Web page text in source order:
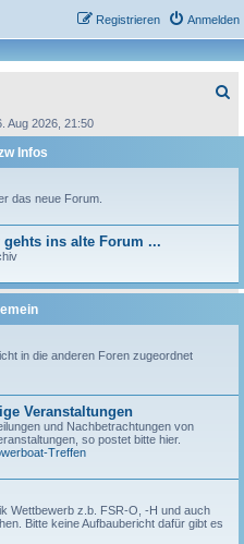
Anmelden
Registrieren
h
Aug 2026, 21:50
Infos
das neue Forum.
ins alte Forum ...
in die anderen Foren zugeordnet
Veranstaltungen
und Nachbetrachtungen von
so postet bitte hier.
Treffen
Wettbewerb z.b. FSR-O, -H und auch
Bitte keine Aufbaubericht dafür gibt es